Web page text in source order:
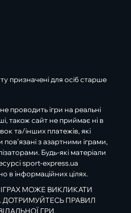
призначені для осіб старше
проводить ігри на реальні
також сайт не приймає ні в
та/інших платежів, які
пов’язані з азартними іграми,
Будь-які матеріали
sport-express.ua
в інформаційних цілях.
МОЖЕ ВИКЛИКАТИ
ДОТРИМУЙТЕСЬ ПРАВИЛ
ГРИ.